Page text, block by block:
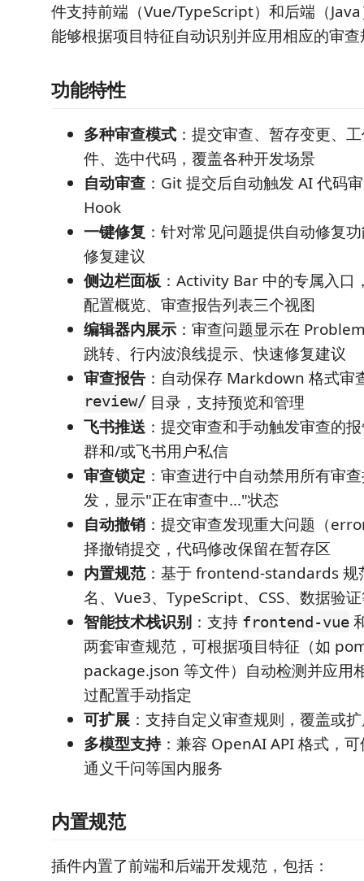
件支持前端（Vue/TypeScript）和后端（
能够根据项目特征自动识别并应用相应的审
功能特性
多种审查模式 ：提交审查、暂存变更、
件、选中代码，覆盖各种开发场景
自动审查 ：Git 提交后自动触发 AI 代码
Hook
一键修复 ：针对常见问题提供自动修复
修复建议
侧边栏面板 ：Activity Bar 中的专属入口
配置概览、审查报告列表三个视图
编辑器内展示 ：审查问题显示在
跳转、行内波浪线提示、快速修复建议
审查报告 ：自动保存 Markdown 格式审
review/ 目录，支持预览和管理
飞书推送 ：提交审查和手动触发审查的
群和/或飞书用户私信
审查锁定 ：审查进行中自动禁用所有审
发，显示"正在审查中..."状态
自动撤销 ：提交审查发现重大问题（
择撤销提交，代码修改保留在暂存区
内置规范：基于 frontend-standards 规
名、Vue3、TypeScript、CSS、数据验
智能技术栈识别 ：支持 frontend-vue
两套审查规范，可根据项目特征（如
package.json 等文件）自动检测并应用
过配置手动指定
可扩展 ：支持自定义审查规则，覆盖或
多模型支持：兼容 OpenAI API 格式，
通义千问等国内服务
内置规范
插件内置了前端和后端开发规范，包括：